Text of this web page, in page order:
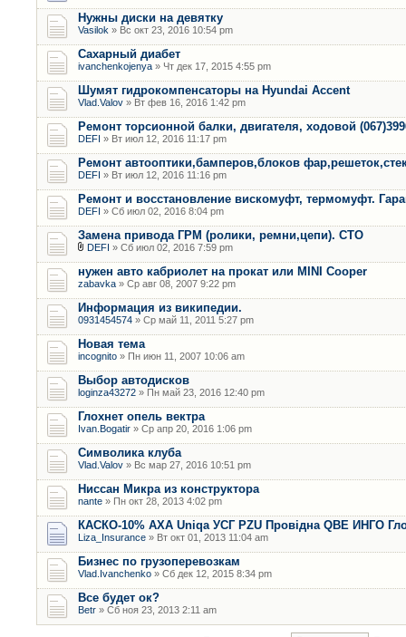
Нужны диски на девятку
Vasilok » Вс окт 23, 2016 10:54 pm
Сахарный диабет
ivanchenkojenya » Чт дек 17, 2015 4:55 pm
Шумят гидрокомпенсаторы на Hyundai Accent
Vlad.Valov » Вт фев 16, 2016 1:42 pm
Ремонт торсионной балки, двигателя, ходовой
DEFI » Вт июл 12, 2016 11:17 pm
Ремонт автооптики,бамперов,блоков
DEFI » Вт июл 12, 2016 11:16 pm
Ремонт и восстановление вискомуфт, термомуфт.
DEFI » Сб июл 02, 2016 8:04 pm
Замена привода ГРМ (ролики, ремни,цепи). СТО
DEFI » Сб июл 02, 2016 7:59 pm
нужен авто кабриолет на прокат или MINI Cooper
zabavka » Ср авг 08, 2007 9:22 pm
Информация из википедии.
0931454574 » Ср май 11, 2011 5:27 pm
Новая тема
incognito » Пн июн 11, 2007 10:06 am
Выбор автодисков
loginza43272 » Пн май 23, 2016 12:40 pm
Глохнет опель вектра
Ivan.Bogatir » Ср апр 20, 2016 1:06 pm
Символика клуба
Vlad.Valov » Вс мар 27, 2016 10:51 pm
Ниссан Микра из конструктора
nante » Пн окт 28, 2013 4:02 pm
КАСКО-10% AXA Uniqa УСГ PZU Провідна QBE ИНГО
Liza_Insurance » Вт окт 01, 2013 11:04 am
Бизнес по грузоперевозкам
Vlad.Ivanchenko » Сб дек 12, 2015 8:34 pm
Все будет ок?
Betr » Сб ноя 23, 2013 2:11 am